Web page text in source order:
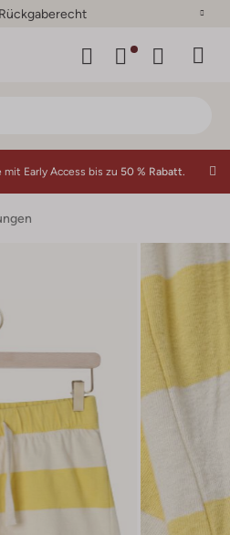
mit Early Access bis zu 50 % Rabatt.